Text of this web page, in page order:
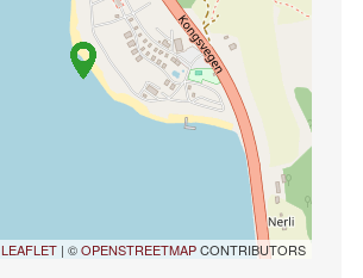
LEAFLET | ©OPENSTREETMAPCONTRIBUTORS